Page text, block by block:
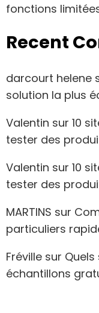
fonctions
Recent
darcourt helene
solution la plus
Valentin sur 10
tester des
Valentin sur 10
tester des
MARTINS sur
particuliers
Fréville sur
échantillons